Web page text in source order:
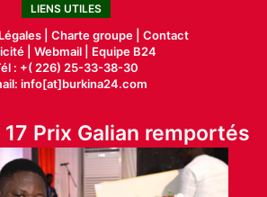
LIENS UTILES
| Charte groupe | Contact
| Webmail |
Equipe B24
: +( 226) 25-33-38-30
info[at]burkina24.com
Prix Galian remportés